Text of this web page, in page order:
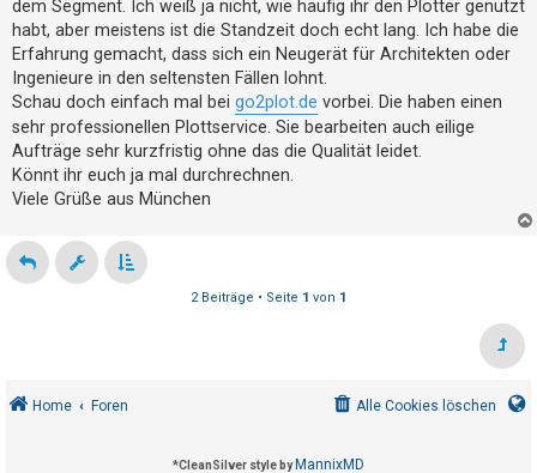
t
e
T
h
e
m
e
n
A
v
dem Segment. Ich weiß ja nicht, wie häufig ihr den Plotter genutzt
habt, aber meistens ist die Standzeit doch echt lang. Ich habe die
Erfahrung gemacht, dass sich ein Neugerät für Architekten oder
Ingenieure in den seltensten Fällen lohnt.
Schau doch einfach mal bei go2plot.de vorbei. Die haben einen
sehr professionellen Plottservice. Sie bearbeiten auch eilige
Aufträge sehr kurzfristig ohne das die Qualität leidet.
Könnt ihr euch ja mal durchrechnen.
Viele Grüße aus München
2 Beiträge • Seite 1 von 1
Home Foren Alle Cookies löschen
*CleanSilver style by MannixMD